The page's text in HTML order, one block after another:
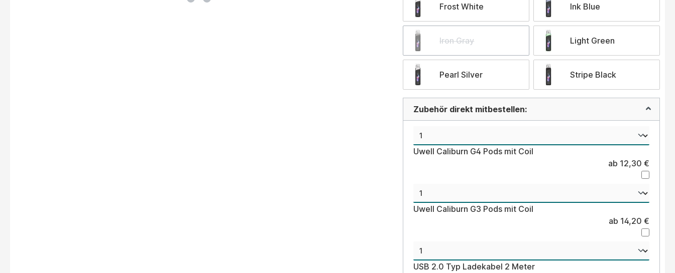
Frost White Ink Blue
Iron Gray Light Green
Pearl Silver Stripe Black
Zubehör direkt mitbestellen:
Uwell Caliburn G4 Pods mit Coil
ab 12,30 €
Uwell Caliburn G3 Pods mit Coil
ab 14,20 €
USB 2.0 Typ Ladekabel 2 Meter